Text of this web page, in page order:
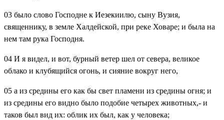
03 было слово Господне к Иезекиилю, сыну Вузия,
священнику, в земле Халдейской, при реке Ховаре; и была на
нем там рука Господня.
04 И я видел, и вот, бурный ветер шел от севера, великое
облако и клубящийся огонь, и сияние вокруг него,
05 а из средины его как бы свет пламени из средины огня; и
из средины его видно было подобие четырех животных,- и
таков был вид их: облик их был, как у человека;